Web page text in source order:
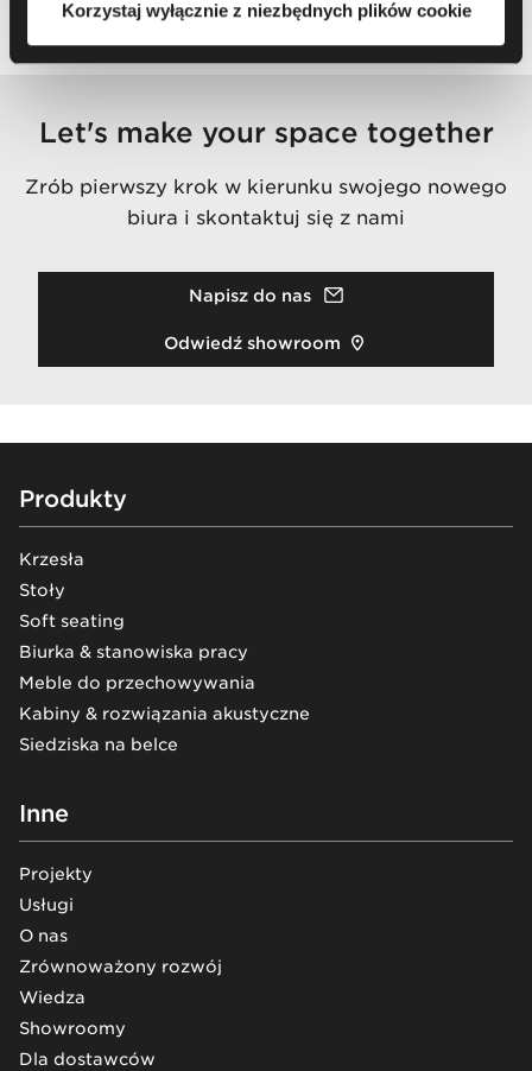
Korzystaj wyłącznie z niezbędnych plików cookie
Let's make your space together
Zrób pierwszy krok w kierunku swojego nowego
biura i skontaktuj się z nami
Napisz do nas
Odwiedź showroom
Footer
Produkty
Krzesła
Stoły
Soft seating
Biurka & stanowiska pracy
Meble do przechowywania
Kabiny & rozwiązania akustyczne
Siedziska na belce
Inne
Projekty
Usługi
O nas
Zrównoważony rozwój
Wiedza
Showroomy
Dla dostawców